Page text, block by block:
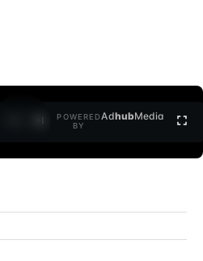
POWERED
BY
AdhubMedia